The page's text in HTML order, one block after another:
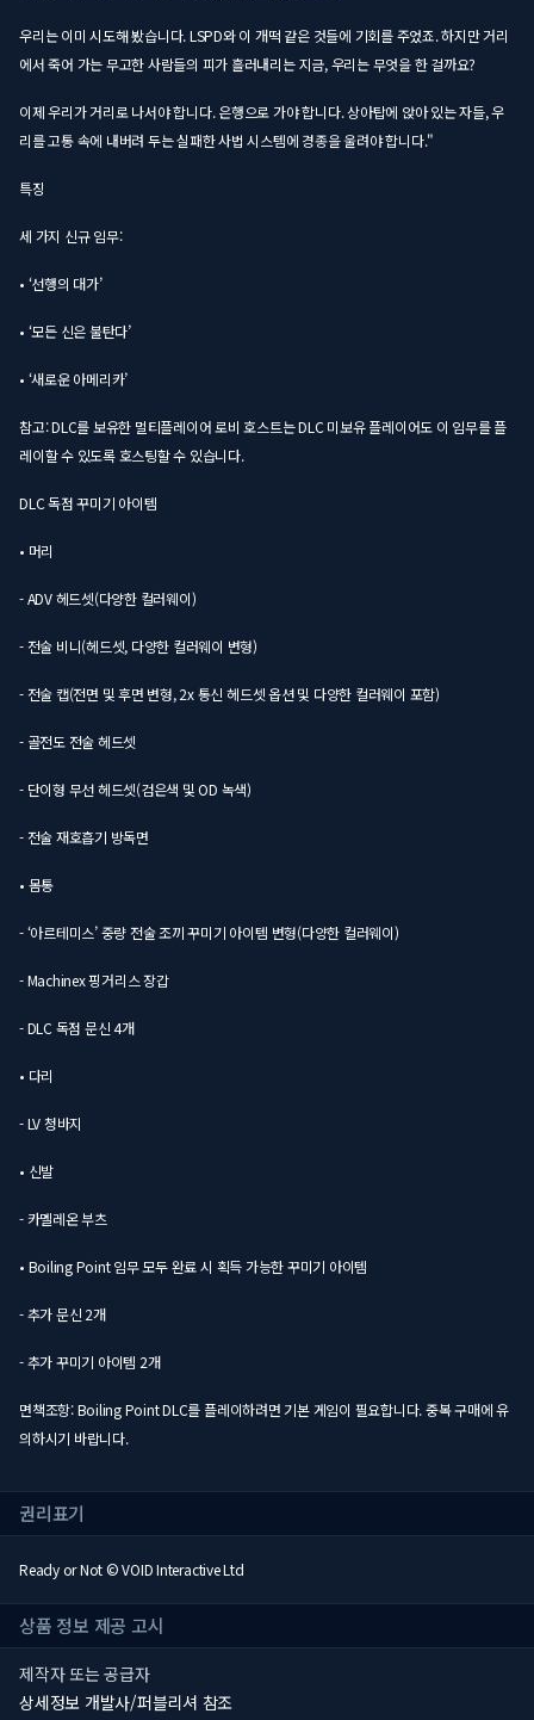
우리는 이미 시도해 봤습니다. LSPD와 이 개떡 같은 것들에 기회를 주었죠. 하지만 거리
에서 죽어 가는 무고한 사람들의 피가 흘러내리는 지금, 우리는 무엇을 한 걸까요?
이제 우리가 거리로 나서야 합니다. 은행으로 가야 합니다. 상아탑에 앉아 있는 자들, 우
리를 고통 속에 내버려 두는 실패한 사법 시스템에 경종을 울려야 합니다."
특징
세 가지 신규 임무:
• ‘선행의 대가’
• ‘모든 신은 불탄다’
• ‘새로운 아메리카’
참고: DLC를 보유한 멀티플레이어 로비 호스트는 DLC 미보유 플레이어도 이 임무를 플
레이할 수 있도록 호스팅할 수 있습니다.
DLC 독점 꾸미기 아이템
• 머리
- ADV 헤드셋(다양한 컬러웨이)
- 전술 비니(헤드셋, 다양한 컬러웨이 변형)
- 전술 캡(전면 및 후면 변형, 2x 통신 헤드셋 옵션 및 다양한 컬러웨이 포함)
- 골전도 전술 헤드셋
- 단이형 무선 헤드셋(검은색 및 OD 녹색)
- 전술 재호흡기 방독면
• 몸통
- ‘아르테미스’ 중량 전술 조끼 꾸미기 아이템 변형(다양한 컬러웨이)
- Machinex 핑거리스 장갑
- DLC 독점 문신 4개
• 다리
- LV 청바지
• 신발
- 카멜레온 부츠
• Boiling Point 임무 모두 완료 시 획득 가능한 꾸미기 아이템
- 추가 문신 2개
- 추가 꾸미기 아이템 2개
면책조항: Boiling Point DLC를 플레이하려면 기본 게임이 필요합니다. 중복 구매에 유
의하시기 바랍니다.
권리표기
Ready or Not © VOID Interactive Ltd
상품 정보 제공 고시
제작자 또는 공급자
상세정보 개발사/퍼블리셔 참조